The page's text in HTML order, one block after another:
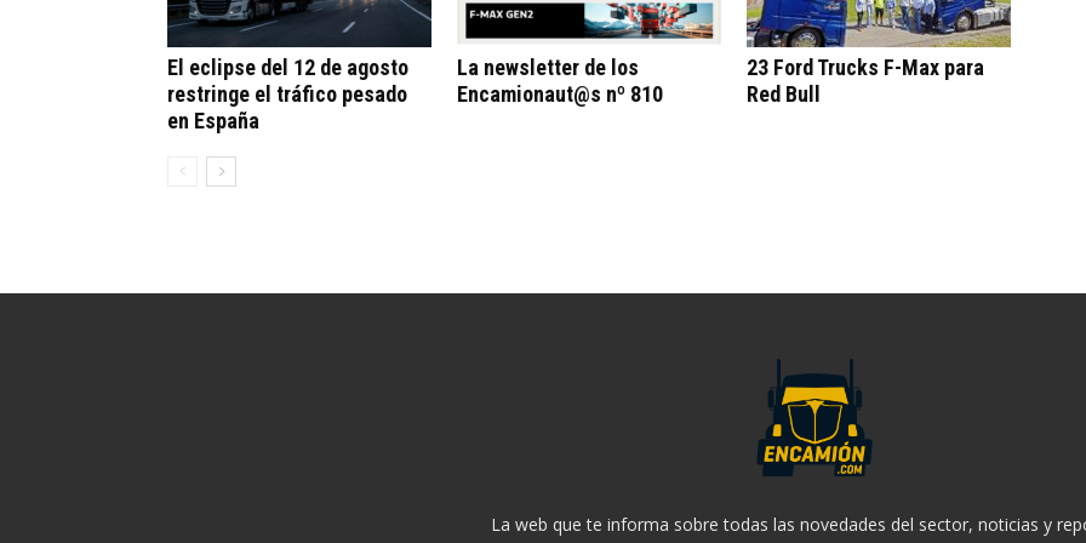
El eclipse del 12 de agosto
restringe el tráfico pesado
en España
La newsletter de los
Encamionaut@s nº 810
23 Ford Trucks F-Max para
Red Bull
La web que te informa sobre todas las novedades del sector, noticias y